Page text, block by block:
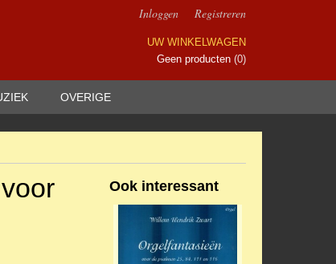
Inloggen Registreren
UW WINKELWAGEN
Geen producten (0)
OVERIGE
Ook interessant